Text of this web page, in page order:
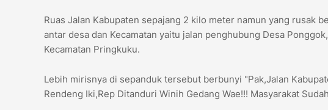
Ruas Jalan Kabupaten sepajang 2 kilo meter namun yang rusak
antar desa dan Kecamatan yaitu jalan penghubung Desa
Kecamatan Pringkuku.
Lebih mirisnya di sepanduk tersebut berbunyi "Pak,Jalan
Rendeng Iki,Rep Ditanduri Winih Gedang Wae!!! Masyarakat